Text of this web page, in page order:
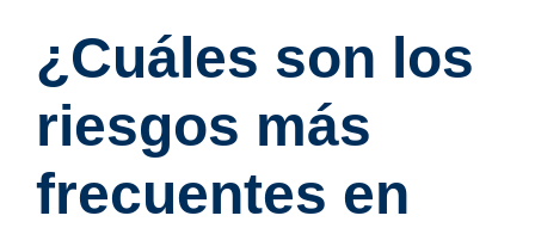
¿Cuáles son los
riesgos más
frecuentes en